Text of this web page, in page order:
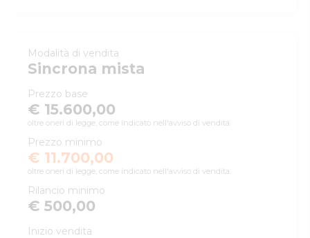
Modalità di vendita
Sincrona mista
Prezzo base
€ 15.600,00
oltre oneri di legge, come indicato nell'avviso di vendita.
Prezzo minimo
€ 11.700,00
oltre oneri di legge, come indicato nell'avviso di vendita.
Rilancio minimo
€ 500,00
Inizio vendita